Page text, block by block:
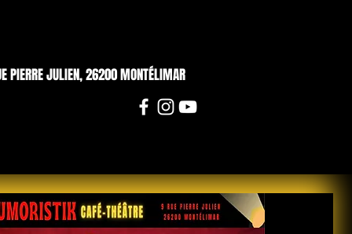
PIERRE JULIEN, 26200 MONTÉLIMAR